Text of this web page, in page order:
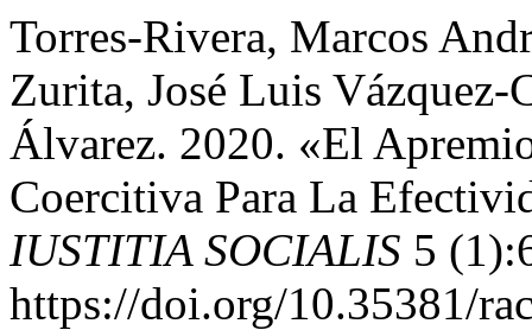
Torres-Rivera, Marcos
Zurita, José Luis Vázquez-
Álvarez. 2020. «El
Coercitiva Para La
IUSTITIA SOCIALIS 5
https://doi.org/10.35381/